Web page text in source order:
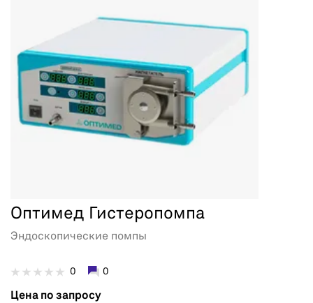
Оптимед Гистеропомпа
Эндоскопические помпы
0 0
Цена по запросу